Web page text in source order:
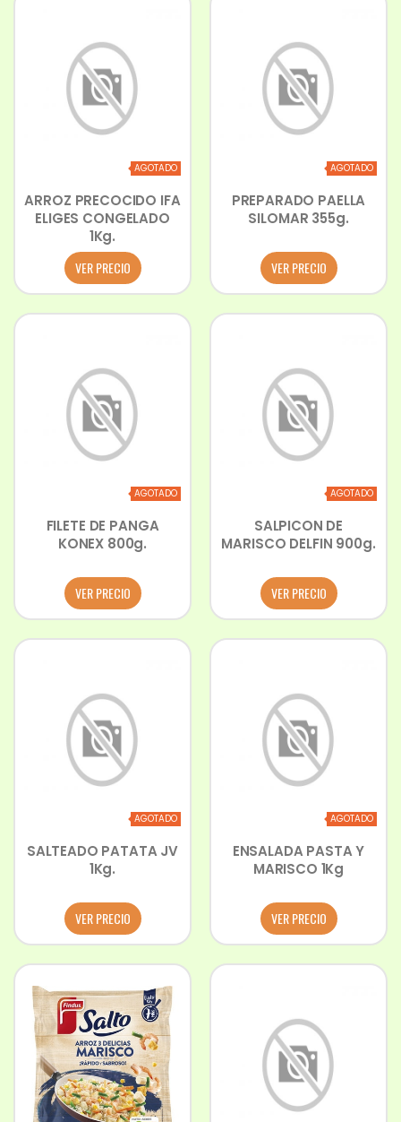
AGOTADO
ARROZ PRECOCIDO IFA
ELIGES CONGELADO
1Kg.
VER PRECIO
AGOTADO
PREPARADO PAELLA
SILOMAR 355g.
VER PRECIO
AGOTADO
FILETE DE PANGA
KONEX 800g.
VER PRECIO
AGOTADO
SALPICON DE
MARISCO DELFIN 900g.
VER PRECIO
AGOTADO
SALTEADO PATATA JV
1Kg.
VER PRECIO
AGOTADO
ENSALADA PASTA Y
MARISCO 1Kg
VER PRECIO